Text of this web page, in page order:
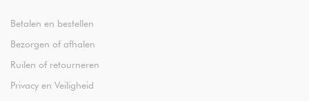
Betalen en bestellen
Bezorgen of afhalen
Ruilen of retourneren
Privacy en Veiligheid